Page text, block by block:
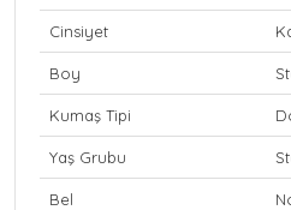
Cinsiyet
Boy
Kumaş Tipi
Yaş Grubu
Bel